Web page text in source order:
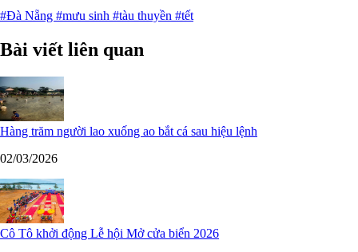
#Đà Nẵng #mưu sinh #tàu thuyền #tết
Bài viết liên quan
Hàng trăm người lao xuống ao bắt cá sau hiệu lệnh
02/03/2026
Cô Tô khởi động Lễ hội Mở cửa biển 2026